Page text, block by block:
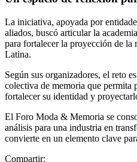
La iniciativa, apoyada por
aliados, buscó articular la
para fortalecer la proyección de la
Latina.
Según sus organizadores, el reto
colectiva de memoria que permita
fortalecer su identidad y
El Foro Moda & Memoria se
análisis para una industria en
convierte en un elemento clave
Compartir: